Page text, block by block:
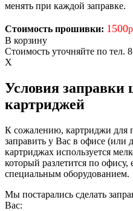
менять при каждой заправке.
Стоимость прошивки: 1500
В корзину
Стоимость уточняйте по тел.
X
Условия заправки
картриджей
К сожалению, картриджи для
заправить у Вас в офисе (или
картриджах используется
который разлетится по офису,
специальным оборудованием.
Мы постарались сделать
Вас: